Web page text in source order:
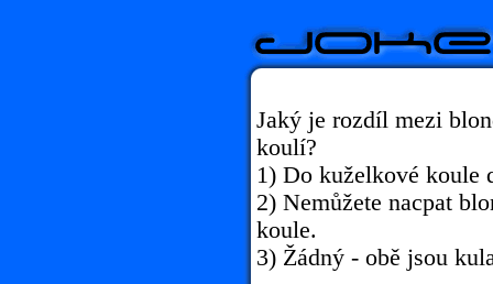
Jaký je rozdíl mezi
koulí?
1) Do kuželkové koule
2) Nemůžete nacpat
koule.
3) Žádný - obě jsou